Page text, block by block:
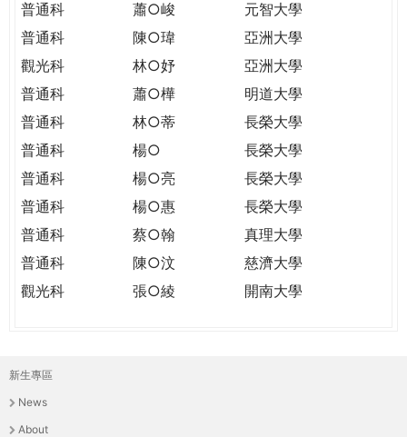
普通科 蕭○峻
元智大學
普通科
陳○瑋
亞洲大學
觀光科
林○妤
亞洲大學
普通科
蕭○樺
明道大學
普通科
林○蒂
長榮大學
普通科
楊○
長榮大學
普通科
楊○亮
長榮大學
普通科
楊○惠
長榮大學
普通科
蔡○翰
真理大學
普通科
陳○汶
慈濟大學
觀光科
張○綾 開南大學
主
選
新生專區
News
About